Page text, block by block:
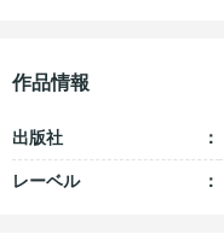
作品情報
出版社
レーベル